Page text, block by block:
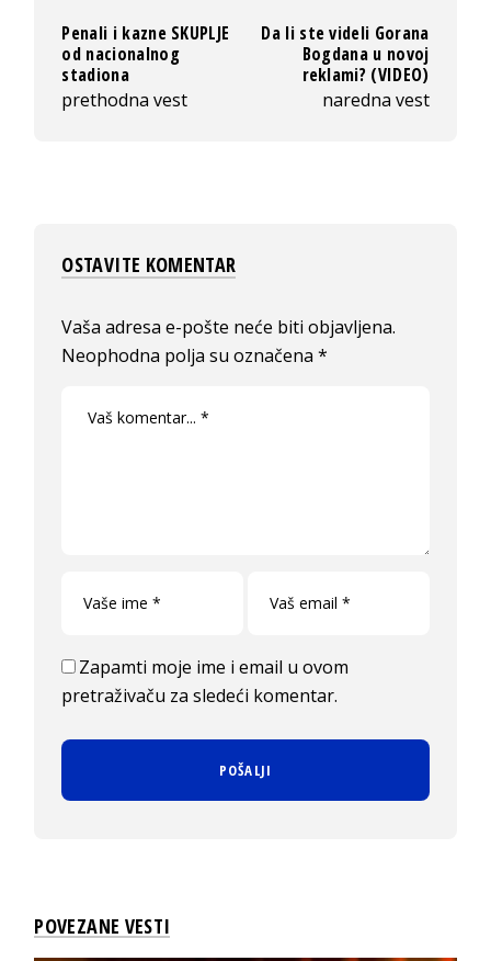
Penali i kazne SKUPLJE
od nacionalnog
stadiona
prethodna vest
Da li ste videli Gorana
Bogdana u novoj
reklami? (VIDEO)
naredna vest
OSTAVITE KOMENTAR
Vaša adresa e-pošte neće biti objavljena.
Neophodna polja su označena*
Zapamti moje ime i email u ovom
pretraživaču za sledeći komentar.
POVEZANE VESTI